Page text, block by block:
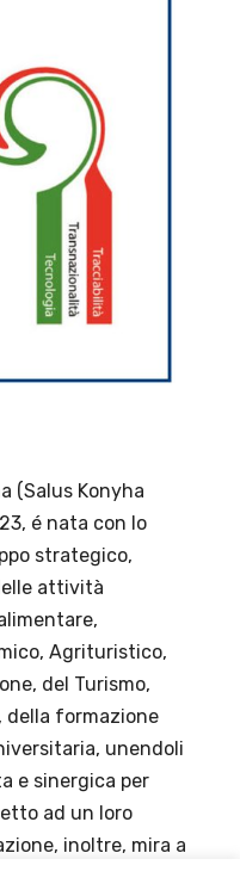
(Salus Konyha
é nata con lo
strategico,
attività
Agrituristico,
del Turismo,
della formazione
unendoli
e sinergica per
ad un loro
inoltre, mira a